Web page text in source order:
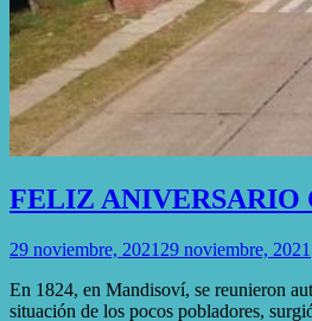
FELIZ ANIVERSARIO
29 noviembre, 2021 29 noviembre, 2021
En 1824, en Mandisoví, se reunieron
situación de los pocos pobladores,